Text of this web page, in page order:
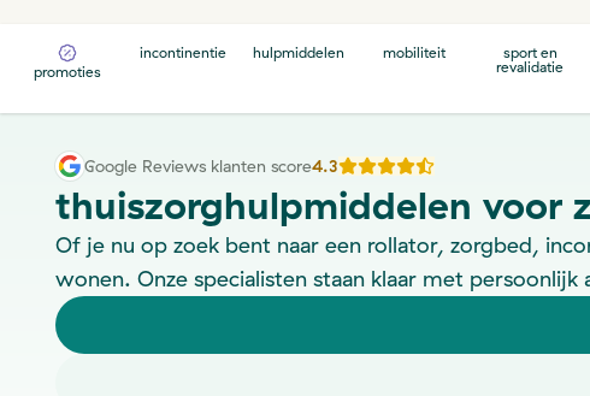
promoties
incontinentie hulpmiddelen mobiliteit
sport en
revalidatie
Google Reviews klanten score4.3
thuiszorghulpmiddelen voor
Of je nu op zoek bent naar een rollator, zorgbed,
wonen. Onze specialisten staan klaar met